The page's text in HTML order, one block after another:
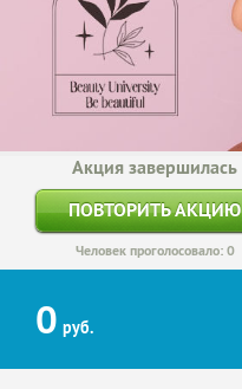
Акция завершилась
ПОВТОРИТЬ АКЦИЮ
Человек проголосовало: 0
0 руб.